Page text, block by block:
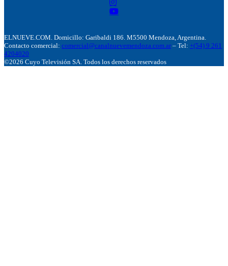
ELNUEVE.COM. Domicillo: Garibaldi 186. M5500 Mendoza, Argentina.
Contacto comercial: comercial@canalnuevemendoza.com.ar – Tel: +(54) 9 261
4204020
©2026 Cuyo Televisión SA. Todos los derechos reservados